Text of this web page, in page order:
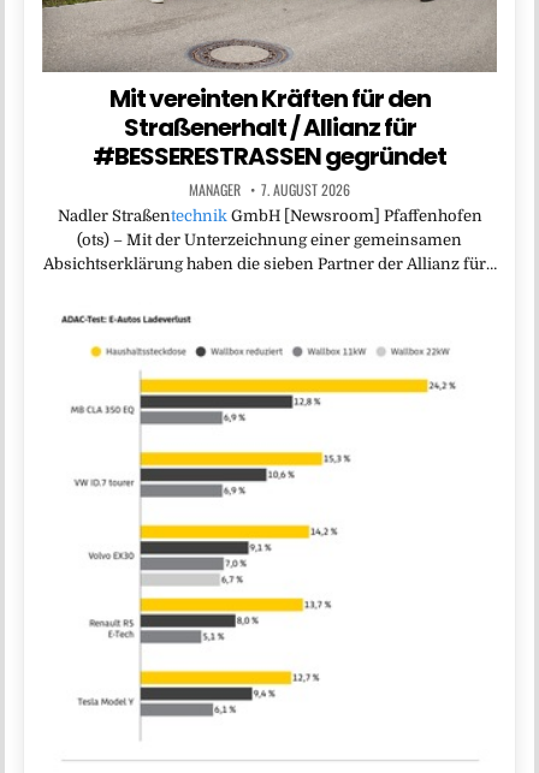
Mit vereinten Kräften für den
Straßenerhalt / Allianz für
#BESSERESTRASSEN gegründet
MANAGER 7. AUGUST 2026
Nadler StraßentechnikGmbH [Newsroom] Pfaffenhofen
(ots) – Mit der Unterzeichnung einer gemeinsamen
Absichtserklärung haben die sieben Partner der Allianz für…